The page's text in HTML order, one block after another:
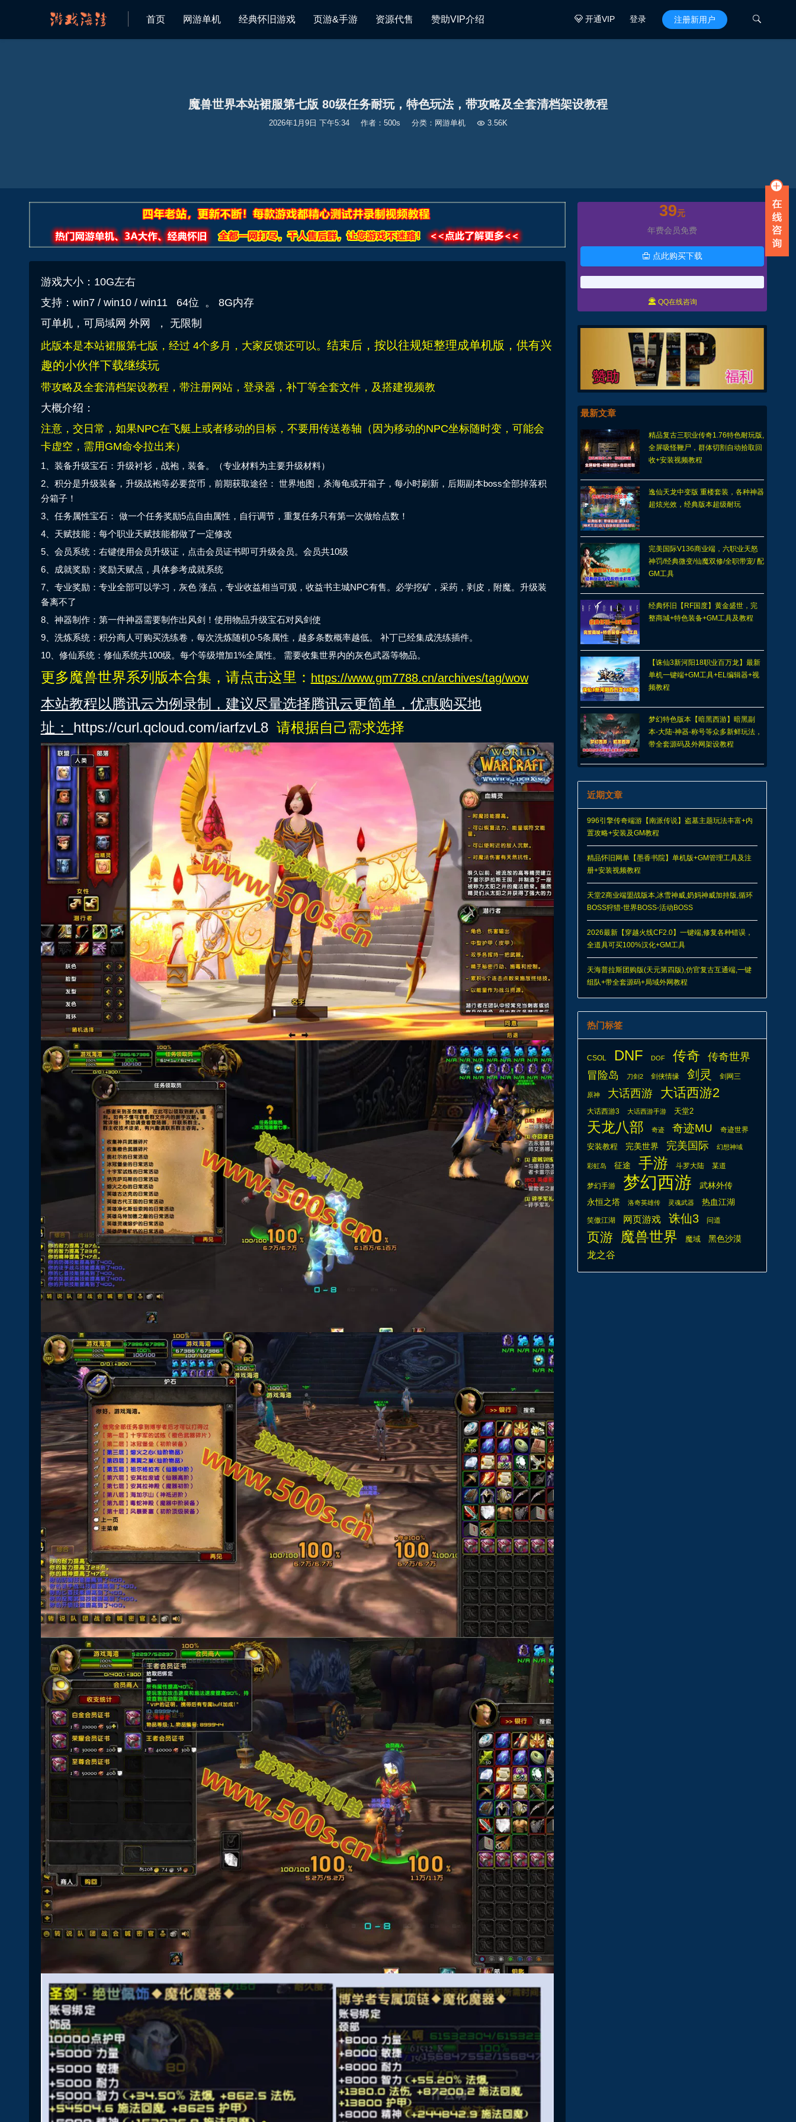
开通VIP 登录 注册新用户 
首页 网游单机 经典怀旧游戏 页游&手游 资源代售 赞助VIP介绍
魔兽世界本站裙服第七版 80级任务耐玩，特色玩法，带攻略及全套清档架设教程
2026年1月9日 下午5:34 作者：500s 分类： 网游单机 3.56K
游戏大小：10G左右
支持：win7 / win10 / win11 64位 。 8G内存
可单机，可局域网 外网 ， 无限制
此版本是本站裙服第七版，经过 4个多月，大家反馈还可以。 结束后， 按以往规矩整理成单机版，供有兴
趣的小伙伴下载继续玩
带攻略及全套清档架设教程，带注册网站，登录器，补丁等全套文件，及搭建视频教
大概介绍：
注意，交日常，如果NPC在飞艇上或者移动的目标，不要用传送卷轴（因为移动的NPC坐标随时变，可能会
卡虚空，需用GM命令拉出来）
1、装备升级宝石：升级衬衫，战袍，装备。（专业材料为主要升级材料）
2、积分是升级装备，升级战袍等必要货币，前期获取途径： 世界地图，杀海龟或开箱子，每小时刷新，后期副本boss全部掉落积
分箱子！
3、任务属性宝石： 做一个任务奖励5点自由属性，自行调节，重复任务只有第一次做给点数！
4、天赋技能：每个职业天赋技能都做了一定修改
5、会员系统：右键使用会员升级证，点击会员证书即可升级会员。会员共10级
6、成就奖励：奖励天赋点，具体参考成就系统
7、专业奖励：专业全部可以学习，灰色 涨点，专业收益相当可观，收益书主城NPC有售。必学挖矿，采药，剥皮，附魔。升级装
备离不了
8、神器制作：第一件神器需要制作出风剑！使用物品升级宝石对风剑使
9、洗炼系统：积分商人可购买洗练卷，每次洗炼随机0-5条属性，越多条数概率越低。 补丁已经集成洗练插件。
10、修仙系统：修仙系统共100级。每个等级增加1%全属性。 需要收集世界内的灰色武器等物品。
更多魔兽世界系列版本合集 ，请点击这里： https://www.gm7788.cn/archives/tag/wow
本站教程以腾讯云为例录制，建议尽量选择腾讯云更简单，优惠购买地
址： https://curl.qcloud.com/iarfzvL8 请根据自己需求选择
39元
年费会员免费
 点此购买下载
 QQ在线咨询
最新文章
精品复古三职业传奇1.76特色耐玩版,
全屏吸怪鞭尸，群体切割自动拾取回
收+安装视频教程
逸仙天龙中变版 重楼套装，各种神器
超炫光效，经典版本超级耐玩
完美国际V136商业端，六职业天怒
神罚/经典微变/仙魔双修/全职带宠/ 配
GM工具
经典怀旧【RF国度】黄金盛世，完
整商城+特色装备+GM工具及教程
【诛仙3新河阳18职业百万龙】最新
单机一键端+GM工具+EL编辑器+视
频教程
梦幻特色版本【暗黑西游】暗黑副
本-大陆-神器-称号等众多新鲜玩法，
带全套源码及外网架设教程
近期文章
996引擎传奇端游【南派传说】盗墓主题玩法丰富+内
置攻略+安装及GM教程
精品怀旧网单【墨香书院】单机版+GM管理工具及注
册+安装视频教程
天堂2商业端盟战版本,冰雪神威,奶妈神威加持版,循环
BOSS狩猎-世界BOSS-活动BOSS
2026最新【穿越火线CF2.0】一键端,修复各种错误，
全道具可买100%汉化+GM工具
天海普拉斯团购版(天元第四版),仿官复古互通端,一键
组队+带全套源码+局域外网教程
热门标签
CSOL DNF DOF 传奇 传奇世界
冒险岛 刀剑2 剑侠情缘 剑灵 剑网三
原神 大话西游 大话西游2
大话西游3 大话西游手游 天堂2
天龙八部 奇迹 奇迹MU 奇迹世界
安装教程 完美世界 完美国际 幻想神域
彩虹岛 征途 手游 斗罗大陆 某道
梦幻手游 梦幻西游
武林外传
永恒之塔
洛奇英雄传 灵魂武器 热血江湖
笑傲江湖 网页游戏 诛仙3 问道
页游 魔兽世界 魔域 黑色沙漠
龙之谷